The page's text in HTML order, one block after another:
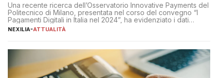
Una recente ricerca dell’Osservatorio Innovative Payments del
Politecnico di Milano, presentata nel corso del convegno “I
Pagamenti Digitali in Italia nel 2024”, ha evidenziato i dati
definitivi del primo semestre 2024 relativamente alle
NEXILIA-ATTUALITÀ